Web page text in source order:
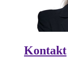
Kontakt